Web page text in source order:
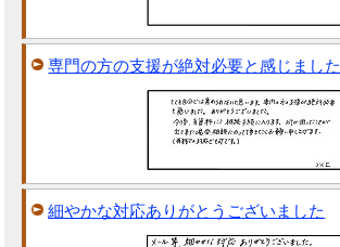
専門の方の支援が絶対必要と感じました
細やかな対応ありがとうございました